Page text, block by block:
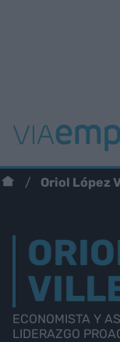
Oriol López
ECONOMISTA Y
LIDERAZGO